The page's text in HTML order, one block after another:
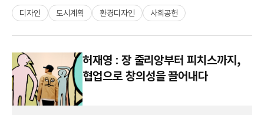
디자인 도시계획 환경디자인 사회공헌
허재영 : 장 줄리앙부터 피치스까지,
협업으로 창의성을 끌어내다